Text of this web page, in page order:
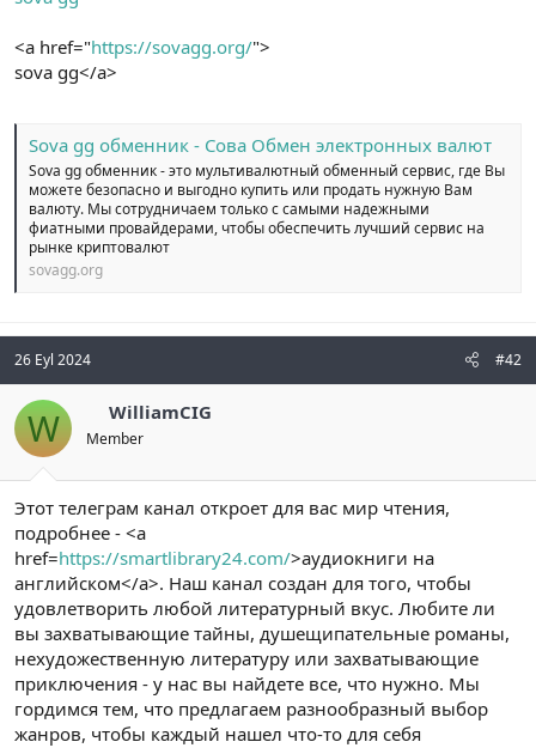
<a href="https://sovagg.org/">
sova gg</a>
Sova gg обменник - Сова Обмен электронных валют
Sova gg обменник - это мультивалютный обменный сервис, где Вы
можете безопасно и выгодно купить или продать нужную Вам
валюту. Мы сотрудничаем только с самыми надежными
фиатными провайдерами, чтобы обеспечить лучший сервис на
рынке криптовалют
sovagg.org
26 Eyl 2024 #42
W WilliamCIG
Member
Этот телеграм канал откроет для вас мир чтения,
подробнее - <a
href=https://smartlibrary24.com/>аудиокниги на
английском</a>. Наш канал создан для того, чтобы
удовлетворить любой литературный вкус. Любите ли
вы захватывающие тайны, душещипательные романы,
нехудожественную литературу или захватывающие
приключения - у нас вы найдете все, что нужно. Мы
гордимся тем, что предлагаем разнообразный выбор
жанров, чтобы каждый нашел что-то для себя